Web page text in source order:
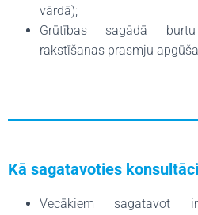
vārdā);
Grūtības sagādā
rakstīšanas prasmju
Kā sagatavoties
Vecākiem sagatavot